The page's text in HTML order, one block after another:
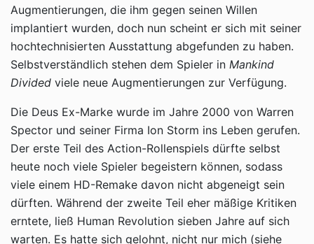
Augmentierungen, die ihm gegen seinen Willen
implantiert wurden, doch nun scheint er sich mit seiner
hochtechnisierten Ausstattung abgefunden zu haben.
Selbstverständlich stehen dem Spieler in Mankind
Divided viele neue Augmentierungen zur Verfügung.
Die Deus Ex-Marke wurde im Jahre 2000 von Warren
Spector und seiner Firma Ion Storm ins Leben gerufen.
Der erste Teil des Action-Rollenspiels dürfte selbst
heute noch viele Spieler begeistern können, sodass
viele einem HD-Remake davon nicht abgeneigt sein
dürften. Während der zweite Teil eher mäßige Kritiken
erntete, ließ Human Revolution sieben Jahre auf sich
warten. Es hatte sich gelohnt, nicht nur mich (siehe